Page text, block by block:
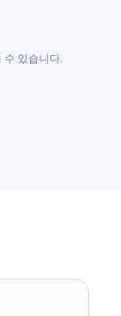
수 있습니다.